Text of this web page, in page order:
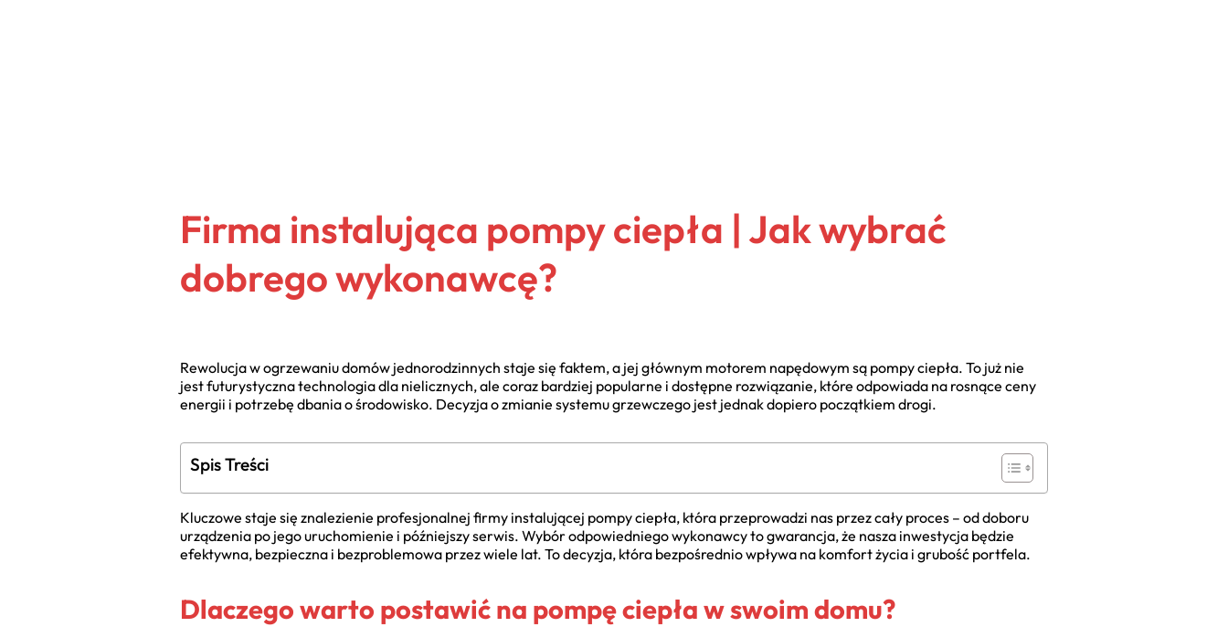
Firma instalująca pompy ciepła | Jak wybrać
dobrego wykonawcę?
Rewolucja w ogrzewaniu domów jednorodzinnych staje się faktem, a jej głównym motorem napędowym są pompy ciepła. To już nie
jest futurystyczna technologia dla nielicznych, ale coraz bardziej popularne i dostępne rozwiązanie, które odpowiada na rosnące ceny
energii i potrzebę dbania o środowisko. Decyzja o zmianie systemu grzewczego jest jednak dopiero początkiem drogi.
Spis Treści
Kluczowe staje się znalezienie profesjonalnej firmy instalującej pompy ciepła, która przeprowadzi nas przez cały proces – od doboru
urządzenia po jego uruchomienie i późniejszy serwis. Wybór odpowiedniego wykonawcy to gwarancja, że nasza inwestycja będzie
efektywna, bezpieczna i bezproblemowa przez wiele lat. To decyzja, która bezpośrednio wpływa na komfort życia i grubość portfela.
Dlaczego warto postawić na pompę ciepła w swoim domu?